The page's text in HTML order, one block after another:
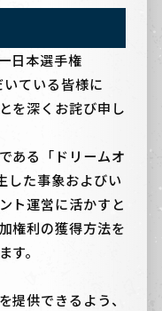
日本選手権
ている皆様に
を深くお詫び申し
ある「ドリームオ
した事象およびい
ト運営に活かすと
権利の獲得方法を
。
提供できるよう、